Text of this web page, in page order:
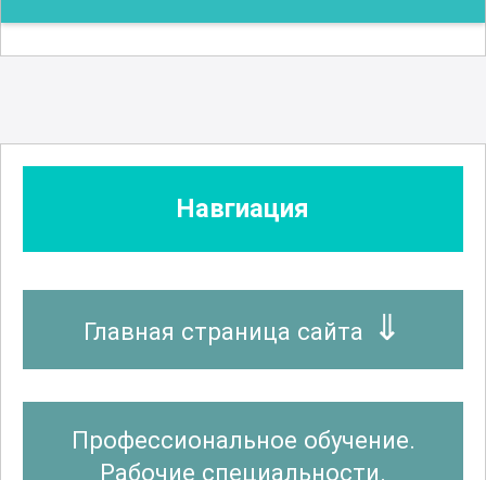
Навгиация
Главная страница сайта
Профессиональное обучение.
Рабочие специальности.